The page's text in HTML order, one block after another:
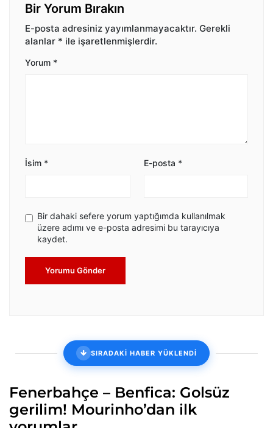
Bir Yorum Bırakın
E-posta adresiniz yayımlanmayacaktır. Gerekli
alanlar * ile işaretlenmişlerdir.
Yorum *
İsim * E-posta *
Bir dahaki sefere yorum yaptığımda kullanılmak
üzere adımı ve e-posta adresimi bu tarayıcıya
kaydet.
Yorumu Gönder
SIRADAKİ HABER YÜKLENDİ
Fenerbahçe – Benfica: Golsüz
gerilim! Mourinho’dan ilk